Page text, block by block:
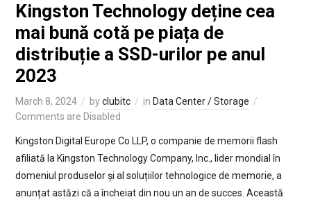
Kingston Technology deține cea
mai bună cotă pe piața de
distribuție a SSD-urilor pe anul
2023
March 8, 2024 byclubitc in Data Center / Storage
Comments are Disabled
Kingston Digital Europe Co LLP, o companie de memorii flash
afiliată la Kingston Technology Company, Inc., lider mondial în
domeniul produselor și al soluțiilor tehnologice de memorie, a
anunțat astăzi că a încheiat din nou un an de succes. Această